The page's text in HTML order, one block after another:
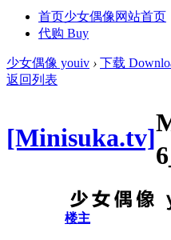
首页少女偶像网站首页
代购 Buy
少女偶像 youiv › 下载
返回列表
[Minisuka.tv]
楼主